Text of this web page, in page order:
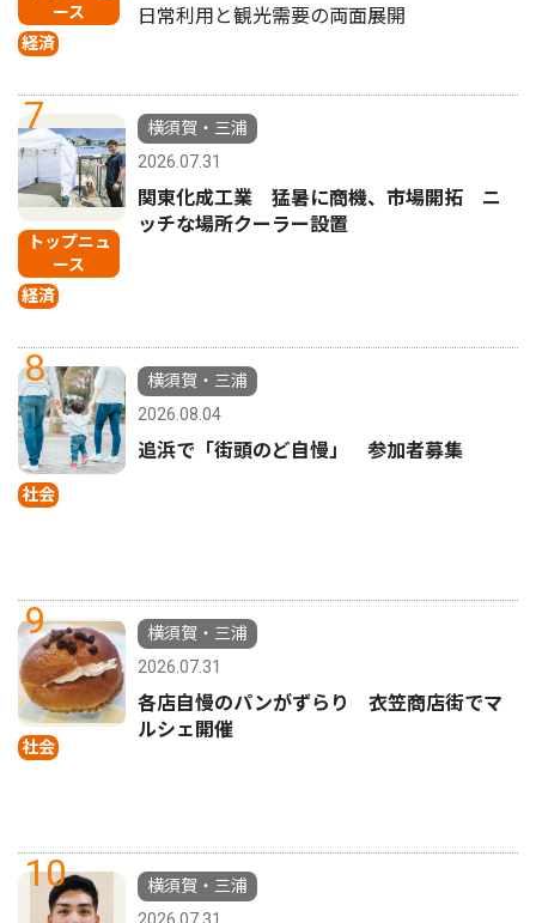
ース
経済
日常利用と観光需要の両面展開
7
トップニュ
ース
経済
横須賀・三浦
2026.07.31
関東化成工業 猛暑に商機、市場開拓 ニ
ッチな場所クーラー設置
8
社会
横須賀・三浦
2026.08.04
追浜で「街頭のど自慢」 参加者募集
9
社会
横須賀・三浦
2026.07.31
各店自慢のパンがずらり 衣笠商店街でマ
ルシェ開催
10
横須賀・三浦
2026.07.31